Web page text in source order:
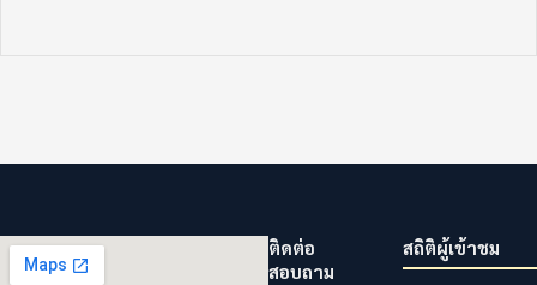
ติดต่อ
สอบถาม
สถิติผู้เข้าชม